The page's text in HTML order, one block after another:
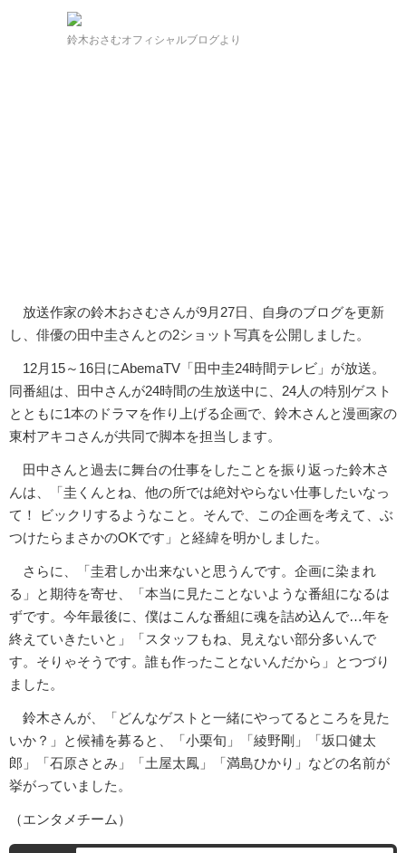
鈴木おさむオフィシャルブログより
放送作家の鈴木おさむさんが9月27日、自身のブログを更新
し、俳優の田中圭さんとの2ショット写真を公開しました。
12月15～16日にAbemaTV「田中圭24時間テレビ」が放送。
同番組は、田中さんが24時間の生放送中に、24人の特別ゲスト
とともに1本のドラマを作り上げる企画で、鈴木さんと漫画家の
東村アキコさんが共同で脚本を担当します。
田中さんと過去に舞台の仕事をしたことを振り返った鈴木さ
んは、「圭くんとね、他の所では絶対やらない仕事したいなっ
て！ ビックリするようなこと。そんで、この企画を考えて、ぶ
つけたらまさかのOKです」と経緯を明かしました。
さらに、「圭君しか出来ないと思うんです。企画に染まれ
る」と期待を寄せ、「本当に見たことないような番組になるは
ずです。今年最後に、僕はこんな番組に魂を詰め込んで…年を
終えていきたいと」「スタッフもね、見えない部分多いんで
す。そりゃそうです。誰も作ったことないんだから」とつづり
ました。
鈴木さんが、「どんなゲストと一緒にやってるところを見た
いか？」と候補を募ると、「小栗旬」「綾野剛」「坂口健太
郎」「石原さとみ」「土屋太鳳」「満島ひかり」などの名前が
挙がっていました。
（エンタメチーム）